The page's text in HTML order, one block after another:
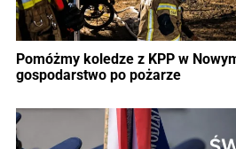
Pomóżmy koledze z KPP w
gospodarstwo po pożarze